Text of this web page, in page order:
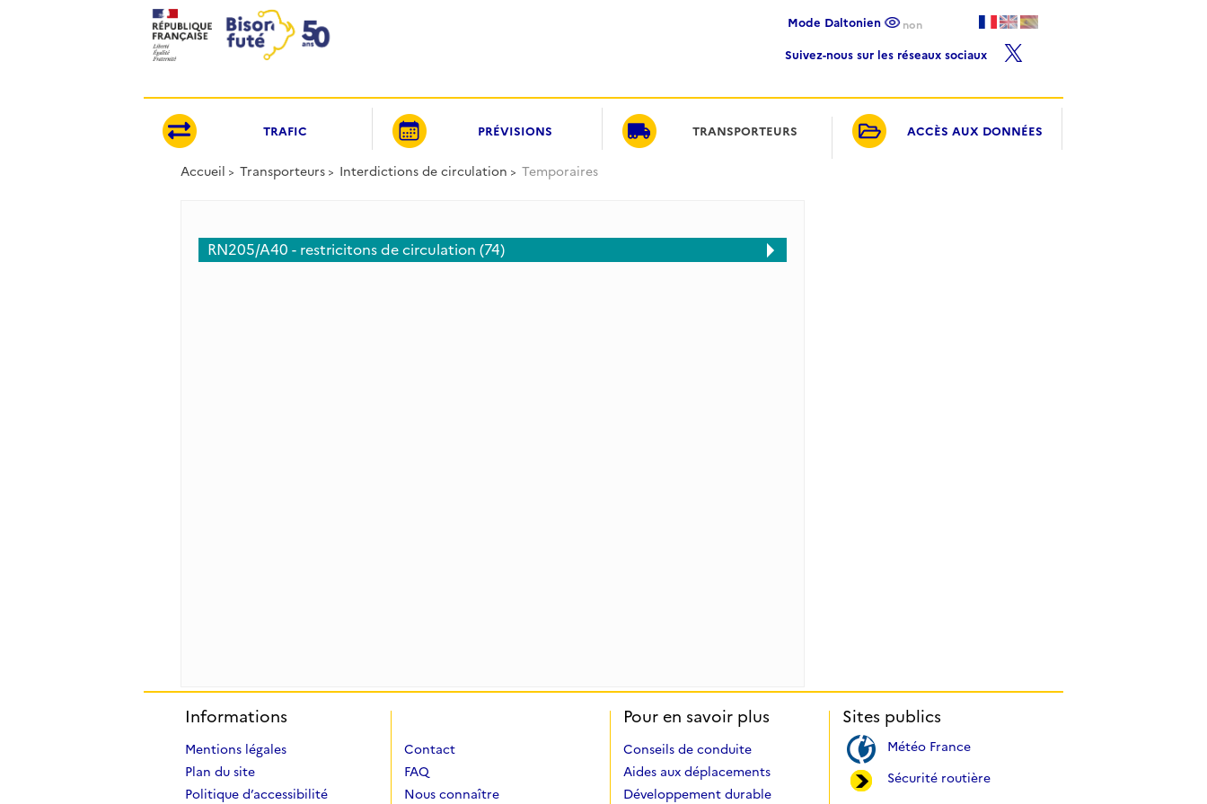
Mode Daltonien non
Suivez-nous sur les réseaux sociaux
TRAFIC PRÉVISIONS TRANSPORTEURS ACCÈS AUX DONNÉES
Accueil Transporteurs Interdictions de circulation Temporaires
RN205/A40 - restricitons de circulation (74)
Informations
Mentions légales
Plan du site
Politique d’accessibilité
Contact
FAQ
Nous connaître
Pour en savoir plus
Conseils de conduite
Aides aux déplacements
Développement durable
Sites publics
Météo France
Sécurité routière
Panneau de gestion des cookies